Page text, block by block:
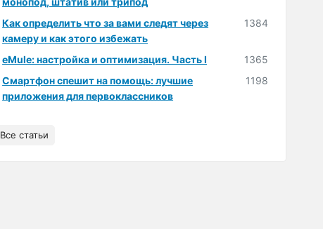
Как определить что за вами следят через
камеру и как этого избежать
1384
eMule: настройка и оптимизация. Часть I
1365
Смартфон спешит на помощь: лучшие
приложения для первоклассников
1198
Все статьи